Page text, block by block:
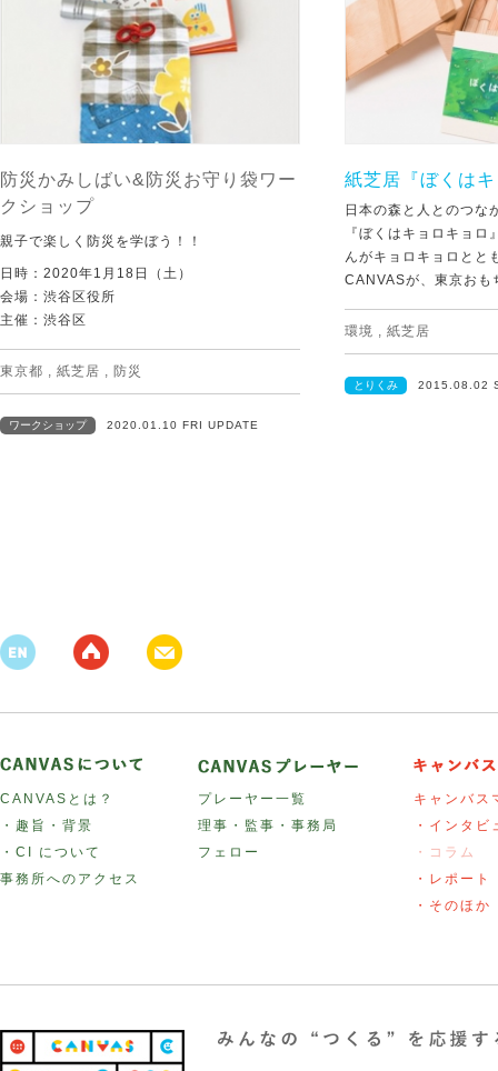
防災かみしばい&防災お守り袋ワー
クショップ
親子で楽しく防災を学ぼう！！
日時：2020年1月18日（土）
会場：渋谷区役所
主催：渋谷区
東京都 , 紙芝居 , 防災
ワークショップ 2020.01.10 FRI UPDATE
紙芝居『ぼくは
日本の森と人とのつな
『ぼくはキョロキョ
んがキョロキョロとと
CANVASが、東京おも
環境 , 紙芝居
とりくみ 2015.08.02
CANVASとは？
・趣旨・背景
・CI について
事務所へのアクセス
プレーヤー一覧
理事・監事・事務局
フェロー
キャンバス
・インタビ
・コラム
・レポート
・そのほか